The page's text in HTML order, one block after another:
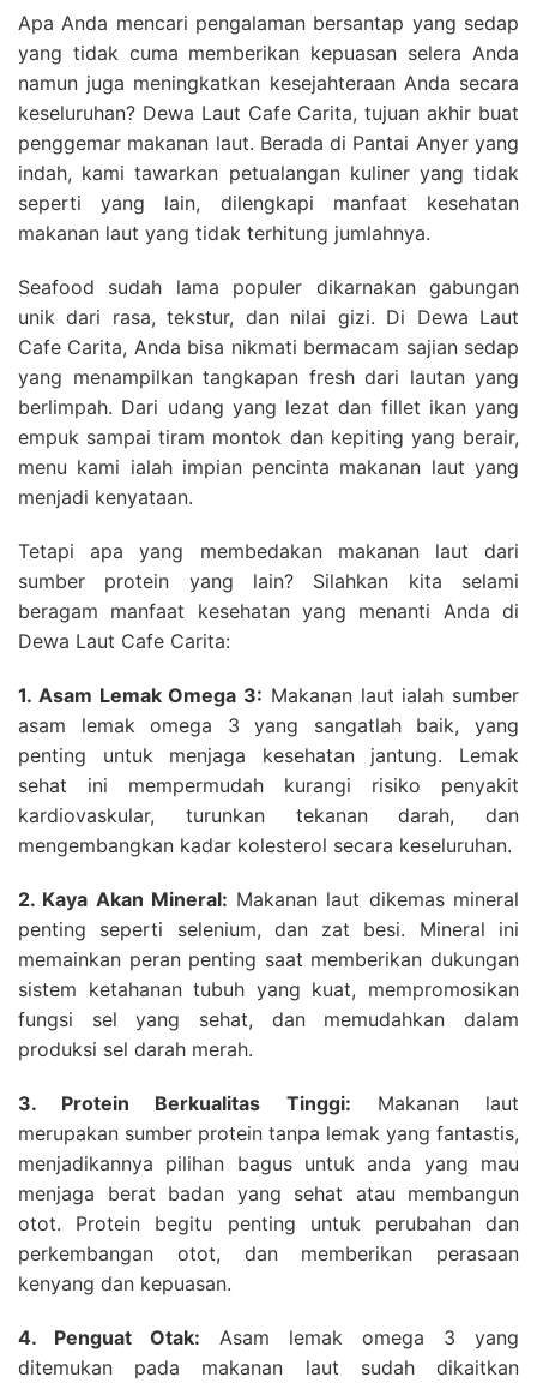
Apa Anda mencari pengalaman bersantap yang sedap
yang tidak cuma memberikan kepuasan selera Anda
namun juga meningkatkan kesejahteraan Anda secara
keseluruhan? Dewa Laut Cafe Carita, tujuan akhir buat
penggemar makanan laut. Berada di Pantai Anyer yang
indah, kami tawarkan petualangan kuliner yang tidak
seperti yang lain, dilengkapi manfaat kesehatan
makanan laut yang tidak terhitung jumlahnya.
Seafood sudah lama populer dikarnakan gabungan
unik dari rasa, tekstur, dan nilai gizi. Di Dewa Laut
Cafe Carita, Anda bisa nikmati bermacam sajian sedap
yang menampilkan tangkapan fresh dari lautan yang
berlimpah. Dari udang yang lezat dan fillet ikan yang
empuk sampai tiram montok dan kepiting yang berair,
menu kami ialah impian pencinta makanan laut yang
menjadi kenyataan.
Tetapi apa yang membedakan makanan laut dari
sumber protein yang lain? Silahkan kita selami
beragam manfaat kesehatan yang menanti Anda di
Dewa Laut Cafe Carita:
1. Asam Lemak Omega 3: Makanan laut ialah sumber
asam lemak omega 3 yang sangatlah baik, yang
penting untuk menjaga kesehatan jantung. Lemak
sehat ini mempermudah kurangi risiko penyakit
kardiovaskular, turunkan tekanan darah, dan
mengembangkan kadar kolesterol secara keseluruhan.
2. Kaya Akan Mineral: Makanan laut dikemas mineral
penting seperti selenium, dan zat besi. Mineral ini
memainkan peran penting saat memberikan dukungan
sistem ketahanan tubuh yang kuat, mempromosikan
fungsi sel yang sehat, dan memudahkan dalam
produksi sel darah merah.
3. Protein Berkualitas Tinggi: Makanan laut
merupakan sumber protein tanpa lemak yang fantastis,
menjadikannya pilihan bagus untuk anda yang mau
menjaga berat badan yang sehat atau membangun
otot. Protein begitu penting untuk perubahan dan
perkembangan otot, dan memberikan perasaan
kenyang dan kepuasan.
4. Penguat Otak: Asam lemak omega 3 yang
ditemukan pada makanan laut sudah dikaitkan